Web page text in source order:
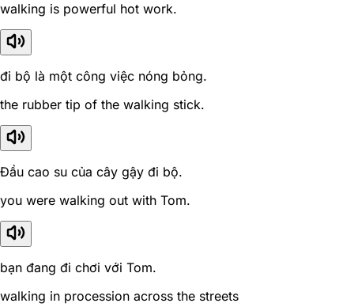
walking is powerful hot work.
đi bộ là một công việc nóng bỏng.
the rubber tip of the walking stick.
Đầu cao su của cây gậy đi bộ.
you were walking out with Tom.
bạn đang đi chơi với Tom.
walking in procession across the streets